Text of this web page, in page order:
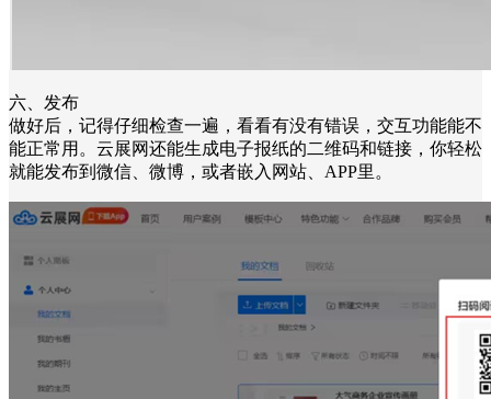
六、发布
做好后，记得仔细检查一遍，看看有没有错误，交互功能能不
能正常用。云展网还能生成电子报纸的二维码和链接，你轻松
就能发布到微信、微博，或者嵌入网站、APP里。